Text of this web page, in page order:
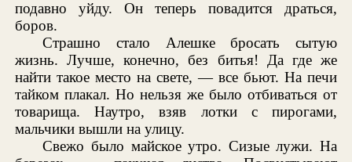
подавно уйду. Он теперь повадится драться,
боров.
Страшно стало Алешке бросать сытую
жизнь. Лучше, конечно, без битья! Да где же
найти такое место на свете, — все бьют. На печи
тайком плакал. Но нельзя же было отбиваться от
товарища. Наутро, взяв лотки с пирогами,
мальчики вышли на улицу.
Свежо было майское утро. Сизые лужи. На